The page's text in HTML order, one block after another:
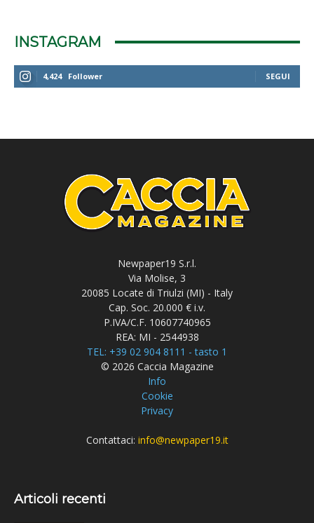
INSTAGRAM
4,424 Follower SEGUI
Newpaper19 S.r.l.
Via Molise, 3
20085 Locate di Triulzi (MI) - Italy
Cap. Soc. 20.000 € i.v.
P.IVA/C.F. 10607740965
REA: MI - 2544938
TEL: +39 02 904 8111 - tasto 1
© 2026 Caccia Magazine
Info
Cookie
Privacy
Contattaci: info@newpaper19.it
Articoli recenti